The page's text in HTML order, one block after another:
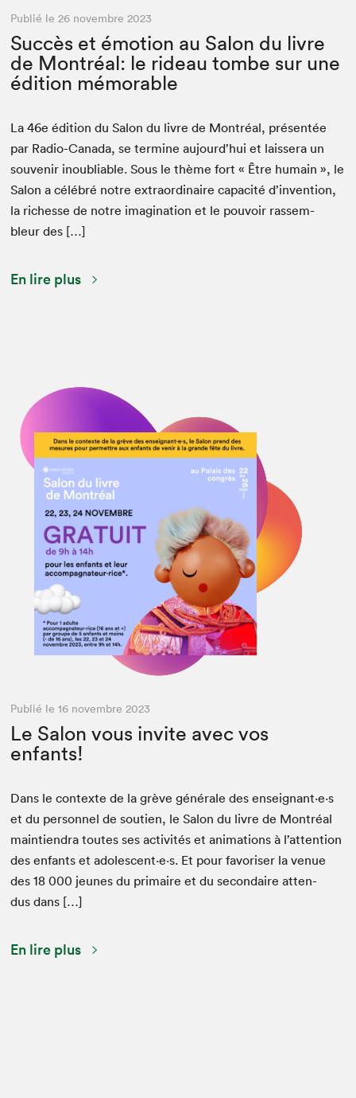
Publié le 26 novembre 2023
Succès et émotion au Salon du livre
de Montréal: le rideau tombe sur une
édition mémorable
La46e édi­tion du Salon du livre de Mon­tréal, présen­tée
par Radio-Cana­da, se ter­mine aujour­d’hui et lais­sera un
sou­venir inou­bli­able. Sous le thème fort « Être humain », le
Salon a célébré notre extra­or­di­naire capac­ité d’in­ven­tion,
la richesse de notre imag­i­na­tion et le pou­voir rassem­
bleur des […]
En lire plus
Publié le 16 novembre 2023
Le Salon vous invite avec vos
enfants!
Dans le con­texte de la grève générale des enseignant⋅e⋅s
et du per­son­nel de sou­tien, le Salon du livre de Mon­tréal
main­tien­dra toutes ses activ­ités et ani­ma­tions à l’attention
des enfants et adolescent⋅e⋅s. Et pour favoris­er la venue
des18 000 jeunes du pri­maire et du sec­ondaire atten­
dus dans […]
En lire plus